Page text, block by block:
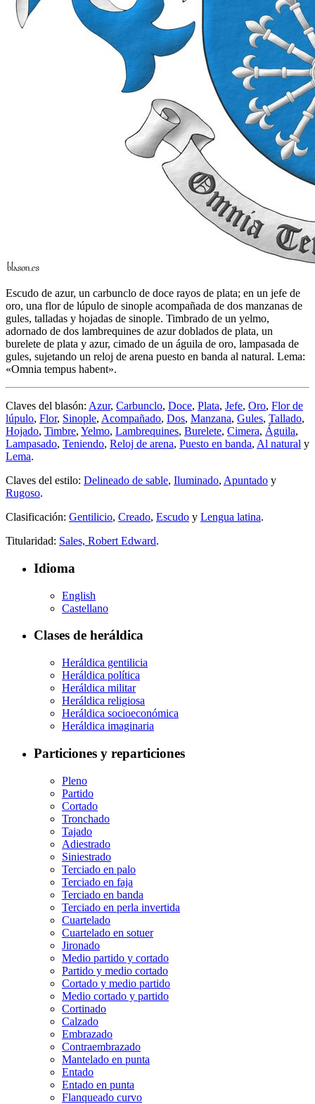
Escudo de azur, un carbunclo de doce rayos de plata; en un jefe de
oro, una flor de lúpulo de sinople acompañada de dos manzanas de
gules, talladas y hojadas de sinople. Timbrado de un yelmo,
adornado de dos lambrequines de azur doblados de plata, un
burelete de plata y azur, cimado de un águila de oro, lampasada de
gules, sujetando un reloj de arena puesto en banda al natural. Lema:
«Omnia tempus habent».
Claves del blasón: Azur, Carbunclo, Doce, Plata, Jefe, Oro, Flor de
lúpulo, Flor, Sinople, Acompañado, Dos, Manzana, Gules, Tallado,
Hojado, Timbre, Yelmo, Lambrequines, Burelete, Cimera, Águila,
Lampasado, Teniendo, Reloj de arena, Puesto en banda, Al natural y
Lema.
Claves del estilo: Delineado de sable, Iluminado, Apuntado y
Rugoso.
Clasificación: Gentilicio, Creado, Escudo y Lengua latina.
Titularidad: Sales, Robert Edward.
Idioma
English
Castellano
Clases de heráldica
Heráldica gentilicia
Heráldica política
Heráldica militar
Heráldica religiosa
Heráldica socioeconómica
Heráldica imaginaria
Particiones y reparticiones
Pleno
Partido
Cortado
Tronchado
Tajado
Adiestrado
Siniestrado
Terciado en palo
Terciado en faja
Terciado en banda
Terciado en perla invertida
Cuartelado
Cuartelado en sotuer
Jironado
Medio partido y cortado
Partido y medio cortado
Cortado y medio partido
Medio cortado y partido
Cortinado
Calzado
Embrazado
Contraembrazado
Mantelado en punta
Entado
Entado en punta
Flanqueado curvo